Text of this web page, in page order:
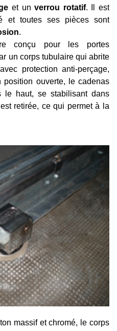
et unverrou rotatif. Il est
et toutes ses pièces sont
.
conçu pour les portes
un corps tubulaire qui abrite
protection anti-perçage,
ouverte, le cadenas
le haut, se stabilisant dans
retirée, ce qui permet à la
massif et chromé, le corps